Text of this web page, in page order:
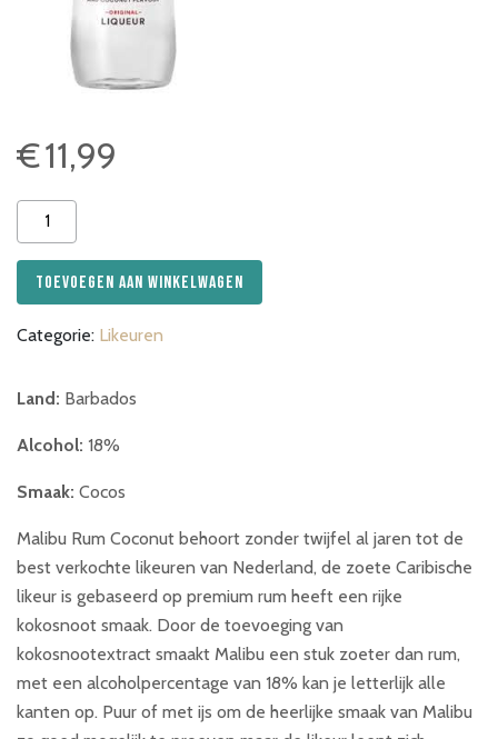
€11,99
Malibu
35cl
aantal
Toevoegen aan winkelwagen
Categorie: Likeuren
Land: Barbados
Alcohol: 18%
Smaak: Cocos
Malibu Rum Coconut behoort zonder twijfel al jaren tot de
best verkochte likeuren van Nederland, de zoete Caribische
likeur is gebaseerd op premium rum heeft een rijke
kokosnoot smaak. Door de toevoeging van
kokosnootextract smaakt Malibu een stuk zoeter dan rum,
met een alcoholpercentage van 18% kan je letterlijk alle
kanten op. Puur of met ijs om de heerlijke smaak van Malibu